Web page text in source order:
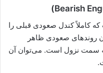
کاملاً کندل صعودی قبلی را
روندهای صعودی ظاهر
سمت نزول است. می‌توان آن